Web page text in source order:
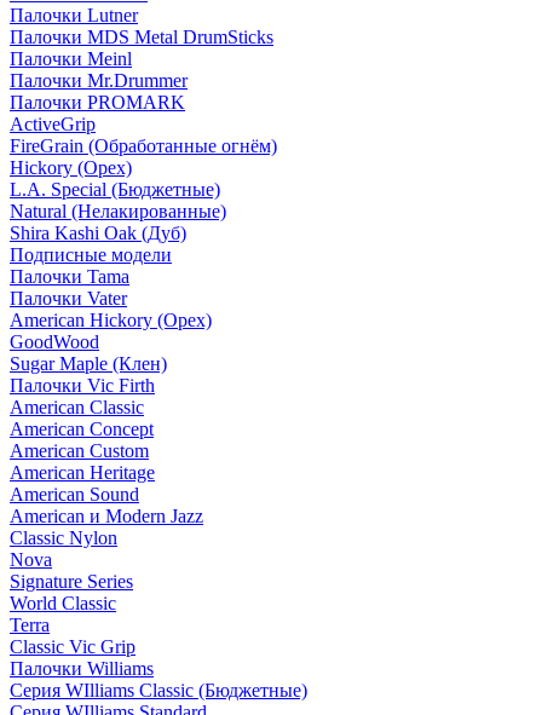
Палочки Lutner
Палочки MDS Metal DrumSticks
Палочки Meinl
Палочки Mr.Drummer
Палочки PROMARK
ActiveGrip
FireGrain (Обработанные огнём)
Hickory (Орех)
L.A. Special (Бюджетные)
Natural (Нелакированные)
Shira Kashi Oak (Дуб)
Подписные модели
Палочки Tama
Палочки Vater
American Hickory (Орех)
GoodWood
Sugar Maple (Клен)
Палочки Vic Firth
American Classic
American Concept
American Custom
American Heritage
American Sound
American и Modern Jazz
Classic Nylon
Nova
Signature Series
World Classic
Terra
Classic Vic Grip
Палочки Williams
Серия WIlliams Classic (Бюджетные)